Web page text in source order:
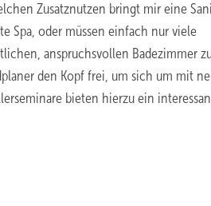
Zusatznutzen bringt mir eine
Spa, oder müssen einfach nur viele
anspruchsvollen Badezimmer
den Kopf frei, um sich um mit
bieten hierzu ein